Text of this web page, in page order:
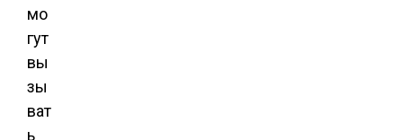
мо
гут
вы
зы
ват
ь